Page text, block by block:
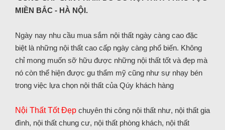
MIỀN BẮC - HÀ NỘI.
Ngày nay nhu cầu mua sắm nội thất ngày càng cao đặc
biệt là những nội thất cao cấp ngày càng phổ biến. Không
chỉ mong muốn sỡ hữu được những nội thất tốt và đẹp mà
nó còn thể hiện được gu thẩm mỹ cũng như sự nhạy bén
trong việc lựa chọn nội thất của Qúy khách hàng
Nội Thất Tốt Đẹp chuyên thi công nội thất như, nội thất gia
đình, nội thất chung cư, nội thất phòng khách, nội thất